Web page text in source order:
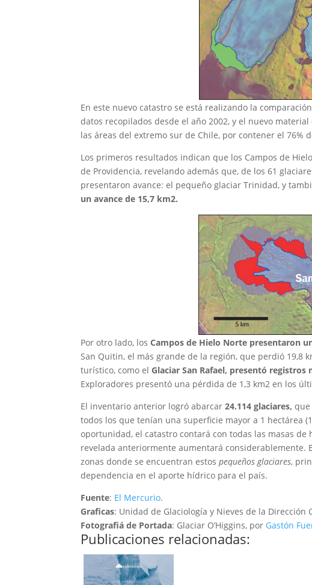
En este nuevo catastro se está realizando la
datos recopilados desde el año 2002, y el nuevo
las áreas del extremo sur de Chile, por contener el 76%
Los primeros resultados indican que los Campos de
de Providencia, revelando además que, de los 61
presentaron avance: el pequeño glaciar Trinidad, y
un avance de 15,7 km2.
Por otro lado, losCampos de Hielo Norte presentaron
San Quitin, el más grande de la región, que perdió 19,8
turístico, como el Glaciar San Rafael, presentó
Exploradores presentó una pérdida de 1,3 km2 en los
El inventario anterior logró abarcar24.114 glaciares, que
todos los que tenían una superficie mayor a 1 hectárea
oportunidad, el catastro contará con todas las masas
revelada anteriormente aumentará
zonas donde se encuentran estos pequeños glaciares,
dependencia en el aporte hídrico para el país.
Fuente: El Mercurio.
Graficas: Unidad de Glaciología y Nieves de la Dirección
Fotografiá de Portada: Glaciar O’Higgins, por Gastón
Publicaciones relacionadas: